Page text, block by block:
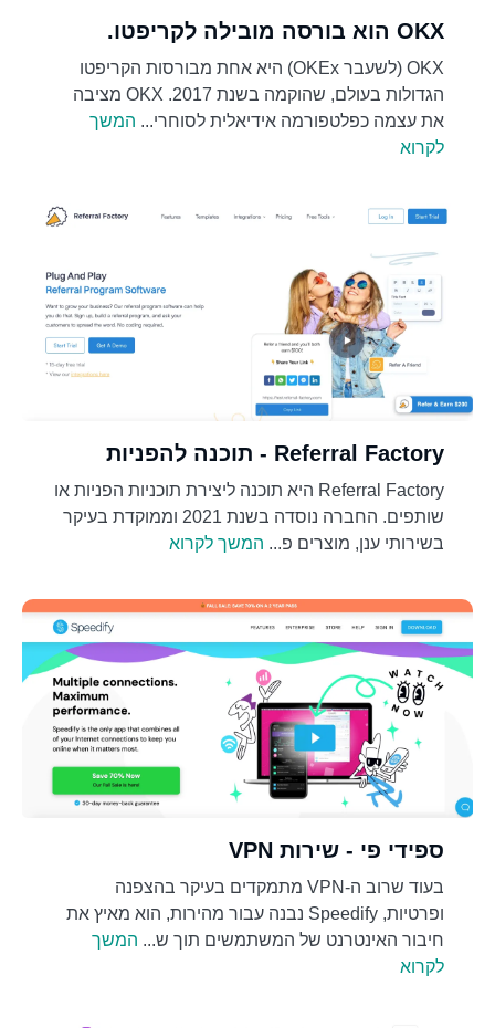
OKX הוא בורסה מובילה לקריפטו.
OKX (לשעבר OKEx) היא אחת מבורסות הקריפטו
הגדולות בעולם, שהוקמה בשנת 2017. OKX מציבה
את עצמה כפלטפורמה אידיאלית לסוחרי... המשך
לקרוא
Referral Factory - תוכנה להפניות
Referral Factory היא תוכנה ליצירת תוכניות הפניות או
שותפים. החברה נוסדה בשנת 2021 וממוקדת בעיקר
בשירותי ענן, מוצרים פ... המשך לקרוא
ספידי פי - שירות VPN
בעוד שרוב ה-VPN מתמקדים בעיקר בהצפנה
ופרטיות, Speedify נבנה עבור מהירות, הוא מאיץ את
חיבור האינטרנט של המשתמשים תוך ש... המשך
לקרוא